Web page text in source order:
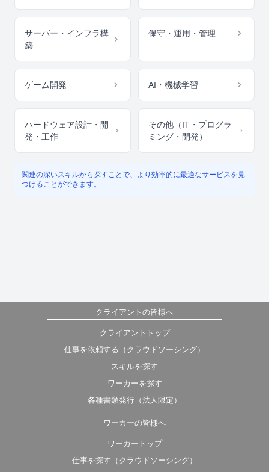
サーバー・インフラ構
築
保守・運用・管理
ゲーム開発 AI・機械学習
ハードウェア設計・開
発・工作
その他（IT・プログラ
ミング・開発）
関連の深いスキルから探すことで、より効率的に最適なサービスを見
つけることができます。
クライアントの皆様へ
クライアントトップ
仕事を依頼する（クラウドソーシング）
スキルを探す
ワーカーを探す
各種書類発行（法人限定）
ワーカーの皆様へ
ワーカートップ
仕事を探す（クラウドソーシング）